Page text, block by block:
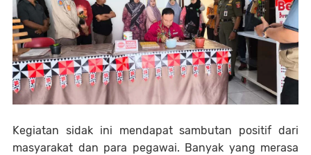
Kegiatan sidak ini mendapat sambutan positif dari
masyarakat dan para pegawai. Banyak yang merasa